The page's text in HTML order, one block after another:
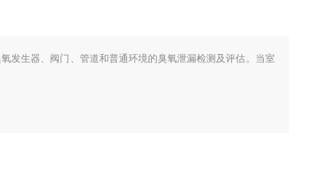
发生器、阀门、管道和普通环境的臭氧泄漏检测及评估。当室